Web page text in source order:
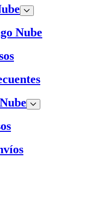
Nube